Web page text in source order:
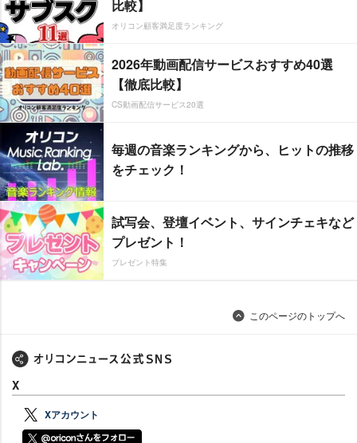
比較】
オリコン顧客満足度ランキング
2026年動画配信サービスおすすめ40選
【徹底比較】
CS動画配信サービス20選
毎週の音楽ランキングから、ヒットの推移
をチェック！
試写会、登壇イベント、サインチェキなど
プレゼント！
プレゼント特集
このページのトップへ
X
Xアカウント